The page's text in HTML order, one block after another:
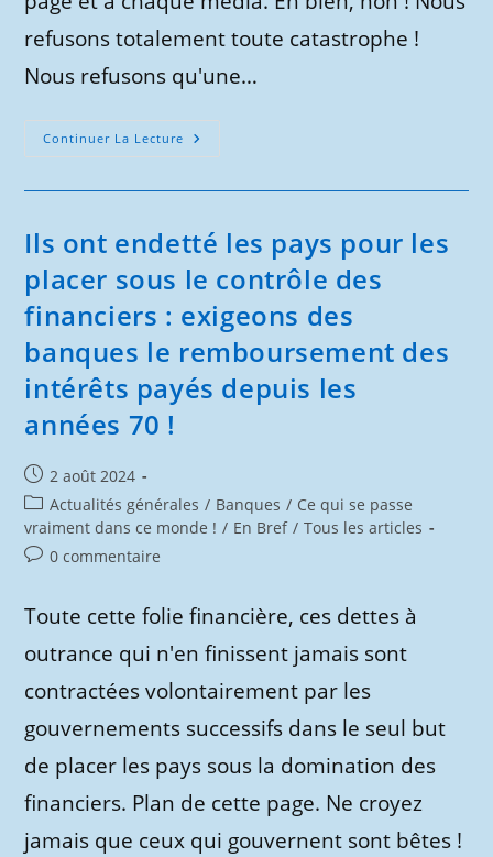
refusons totalement toute catastrophe !
Nous refusons qu'une…
Continuer La Lecture Ne
Laissons
Plonger
Le
Dans
Le
Chaos
!
Ils ont endetté les pays pour les
placer sous le contrôle des
financiers : exigeons des
banques le remboursement des
intérêts payés depuis les
années 70 !
Publication
publiée :
2 août 2024
Post
category:
Actualités générales / Banques / Ce qui se passe
vraiment dans ce monde ! / En Bref / Tous les articles
Commentaires
publication :
0 commentaire
Toute cette folie financière, ces dettes à
outrance qui n'en finissent jamais sont
contractées volontairement par les
gouvernements successifs dans le seul but
de placer les pays sous la domination des
financiers. Plan de cette page. Ne croyez
jamais que ceux qui gouvernent sont bêtes !